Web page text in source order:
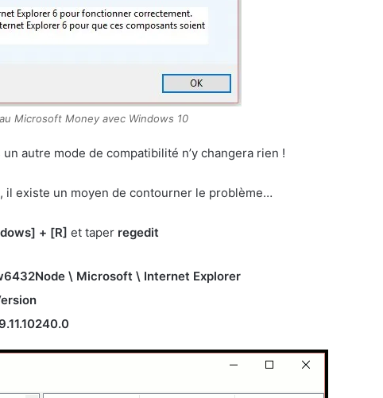
Microsoft Money avec Windows 10
autre mode de compatibilité n’y changera rien !
il existe un moyen de contourner le problème…
+ [R] et taper regedit
\ Microsoft \ Internet Explorer